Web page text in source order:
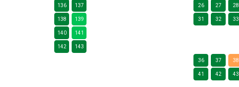
136 137 26 27 28
138 139 31 32 33
140 141
142 143
36 37 38
41 42 43